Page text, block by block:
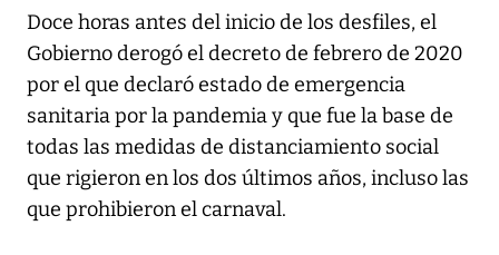
Doce horas antes del inicio de los desfiles, el
Gobierno derogó el decreto de febrero de 2020
por el que declaró estado de emergencia
sanitaria por la pandemia y que fue la base de
todas las medidas de distanciamiento social
que rigieron en los dos últimos años, incluso las
que prohibieron el carnaval.